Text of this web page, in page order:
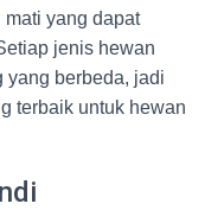
yang dapat
jenis hewan
yang berbeda, jadi
terbaik untuk hewan